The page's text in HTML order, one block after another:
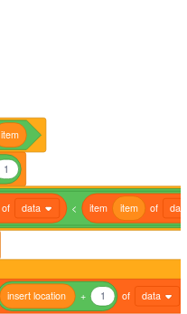
item
1
of data < item item of
insert location + 1 of data